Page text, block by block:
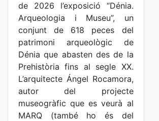
de 2026 l’exposició “Dénia.
Arqueologia i Museu”, un
conjunt de 618 peces del
patrimoni arqueològic de
Dénia que abasten des de la
Prehistòria fins al segle XX.
L’arquitecte Ángel Rocamora,
autor del projecte
museogràfic que es veurà al
MARQ (també ho és del